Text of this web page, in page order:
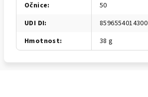
Očnice:
50
UDI DI:
8596554014300
Hmotnost: 38 g